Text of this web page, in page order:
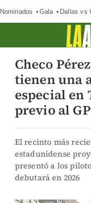
Nominados Gala Dallas vs
Checo
tienen una
especial en
previo al
El recinto más
estadunidense
presentó a los
debutará en 2026